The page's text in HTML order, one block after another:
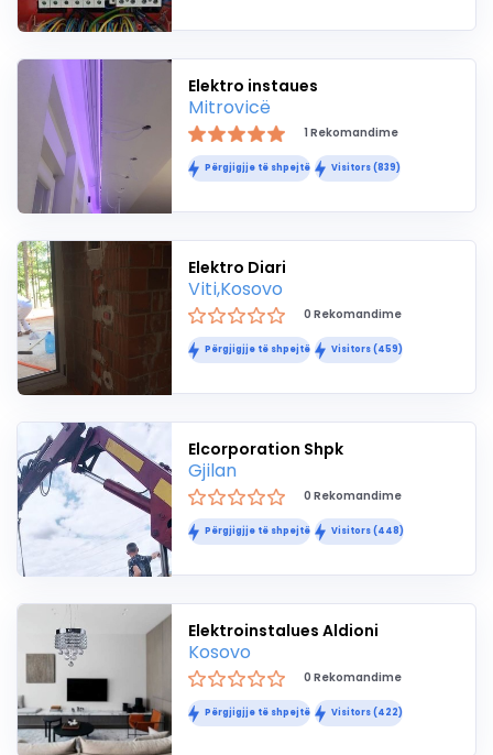
Elektro instaues
Mitrovicë
1 Rekomandime
Përgjigjje të shpejtë Visitors (839)
Elektro Diari
Viti,Kosovo
0 Rekomandime
Përgjigjje të shpejtë Visitors (459)
Elcorporation Shpk
Gjilan
0 Rekomandime
Përgjigjje të shpejtë Visitors (448)
Elektroinstalues Aldioni
Kosovo
0 Rekomandime
Përgjigjje të shpejtë Visitors (422)